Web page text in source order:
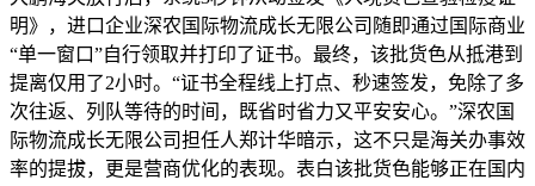
明》，进口企业深农国际物流成长无限公司随即通过国际商业
“单一窗口”自行领取并打印了证书。最终，该批货色从抵港到
提离仅用了2小时。“证书全程线上打点、秒速签发，免除了多
次往返、列队等待的时间，既省时省力又平安安心。”深农国
际物流成长无限公司担任人郑计华暗示，这不只是海关办事效
率的提拔，更是营商优化的表现。表白该批货色能够正在国内